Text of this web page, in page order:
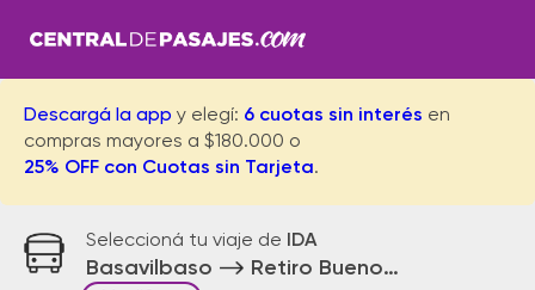
Descargá la app y elegí: 6 cuotas sin interés en
compras mayores a $180.000 o
25% OFF con Cuotas sin Tarjeta.
Seleccioná tu viaje de IDA
Basavilbaso Retiro Buenos Aires